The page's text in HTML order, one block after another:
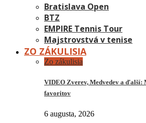
Bratislava Open
BTZ
EMPIRE Tennis Tour
Majstrovstvá v tenise
ZO ZÁKULISIA
Zo zákulisia
VIDEO Zverev, Medvedev a ďalší:
favoritov
6 augusta, 2026